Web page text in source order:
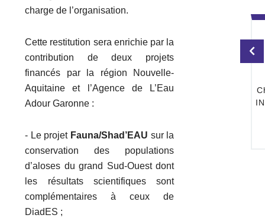
charge de l’organisation.
Cette restitution sera enrichie par la
contribution de deux projets
financés par la région Nouvelle-
Aquitaine et l’Agence de L’Eau
Adour Garonne :
- Le projet Fauna/Shad’EAU sur la
conservation des populations
d’aloses du grand Sud-Ouest dont
les résultats scientifiques sont
complémentaires à ceux de
DiadES ;
Marie-Laure Acolas
Chercheure en biologie de la
INRAE Nouvelle-Aquitaine Bordeaux